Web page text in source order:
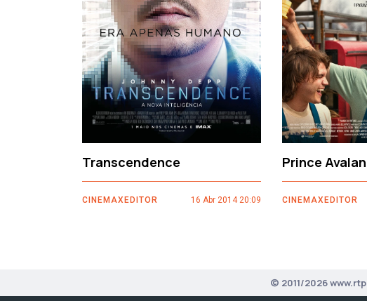
Transcendence
CINEMAXEDITOR 16 Abr 2014 20:09
Prince
CINEMAXEDITOR
‹
© 2011/2026